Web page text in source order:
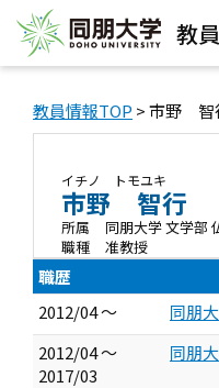
教
教員情報TOP > 市野 智
イチノ トモユキ
市野 智行
所属
同朋大学 文学部
職種
准教授
職歴
2012/04 ～
同朋
2012/04 ～
2017/03
同朋